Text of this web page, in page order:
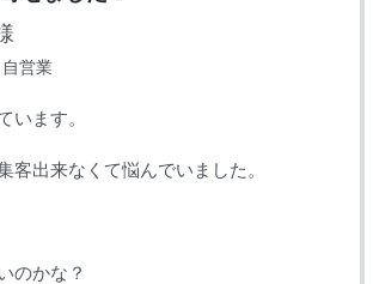
営業
います。
客出来なくて悩んでいました。
のかな？